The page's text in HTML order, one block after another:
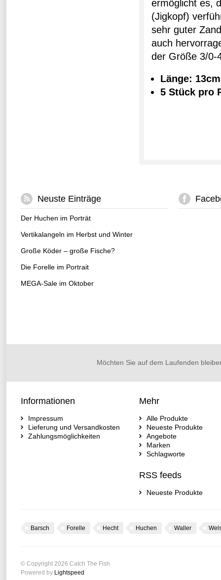
ermöglicht es,
(Jigkopf)
sehr guter
auch
der Größe 3/0-
Länge: 13cm
5 Stück pro
Neuste Einträge
Der Huchen im Porträt
Vertikalangeln im Herbst und Winter
Große Köder – große Fische?
Die Forelle im Portrait
MEGA-Sale im Oktober
Möchten Sie auf dem Laufenden
Informationen
Impressum
Lieferung und Versandkosten
Zahlungsmöglichkeiten
Mehr
Alle Produkte
Neueste Produkte
Angebote
Marken
Schlagworte
RSS feeds
Neueste Produkte
Barsch Forelle Hecht Huchen Waller
© Copyright 2026 Catch The Fish
Powered by Lightspeed